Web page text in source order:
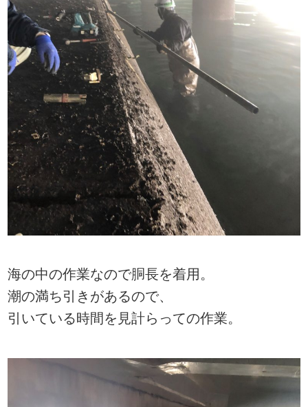
海の中の作業なので胴長を着用。
潮の満ち引きがあるので、
引いている時間を見計らっての作業。